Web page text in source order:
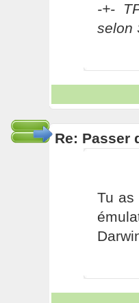
-+-
selon
Re: Passer
Tu as